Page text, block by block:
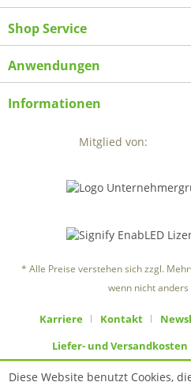
Shop Service
Anwendungen
Informationen
Mitglied von:
* Alle Preise verstehen sich zzgl.
wenn nicht
Karriere Kontakt
Liefer- und Versandkosten
Diese Website benutzt Cookies,